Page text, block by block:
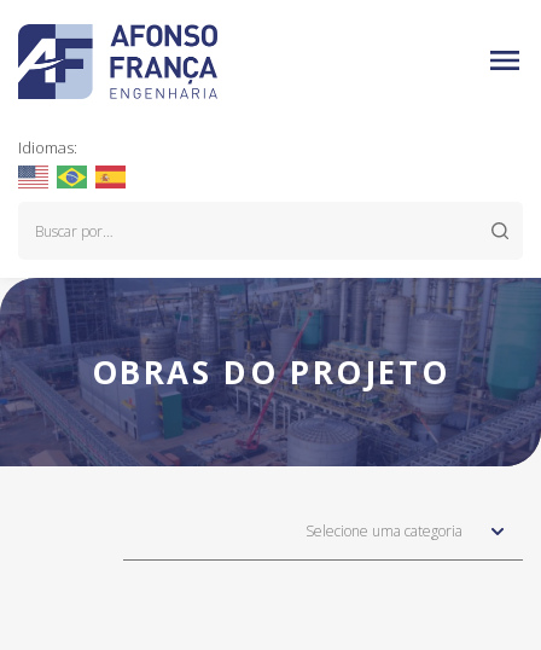
Idiomas:
OBRAS DO PROJETO
Selecione uma categoria